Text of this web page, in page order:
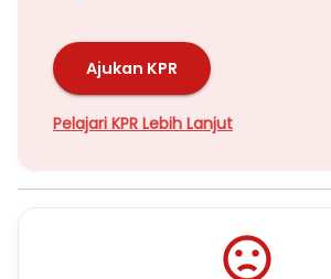
Ajukan KPR
Pelajari KPR Lebih Lanjut